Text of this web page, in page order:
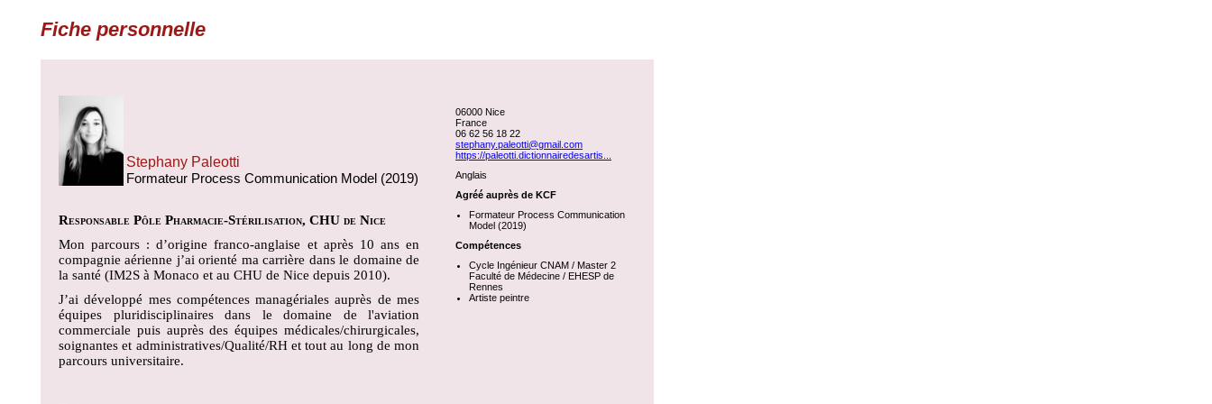
Fiche personnelle
Stephany Paleotti
Formateur Process Communication Model (2019)
Responsable Pôle Pharmacie-Stérilisation, CHU de Nice
Mon parcours : d’origine franco-anglaise et après 10 ans en
compagnie aérienne j’ai orienté ma carrière dans le domaine de
la santé (IM2S à Monaco et au CHU de Nice depuis 2010).
J’ai développé mes compétences managériales auprès de mes
équipes pluridisciplinaires dans le domaine de l'aviation
commerciale puis auprès des équipes médicales/chirurgicales,
soignantes et administratives/Qualité/RH et tout au long de mon
parcours universitaire.
06000 Nice
France
06 62 56 18 22
stephany.paleotti@gmail.com
https://paleotti.dictionnairedesartis...
Anglais
Agréé auprès de KCF
Formateur Process Communication
Model (2019)
Compétences
Cycle Ingénieur CNAM / Master 2
Faculté de Médecine / EHESP de
Rennes
Artiste peintre